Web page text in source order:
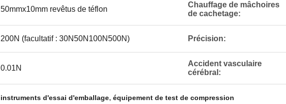
50mmx10mm revêtus de téflon
Chauffage de mâchoires
de cachetage:
200N (facultatif : 30N50N100N500N) Précision:
0.01N
Accident vasculaire
cérébral:
instruments d'essai d'emballage, équipement de test de compression